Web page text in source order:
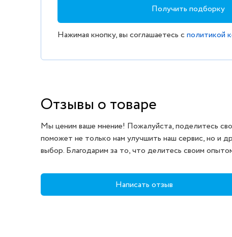
Получить подборку
Нажимая кнопку, вы соглашаетесь сполитикой
Отзывы о товаре
Мы ценим ваше мнение! Пожалуйста, поделитесь
поможет не только нам улучшить наш сервис, но и
выбор. Благодарим за то, что делитесь своим
Написать отзыв